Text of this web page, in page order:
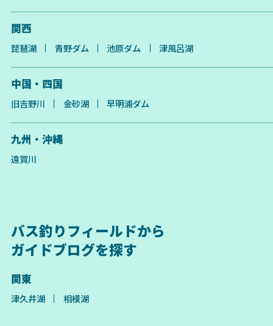
関西
琵琶湖 青野ダム 池原ダム 津風呂湖
中国・四国
旧吉野川 金砂湖 早明浦ダム
九州・沖縄
遠賀川
バス釣りフィールドから
ガイドブログを探す
関東
津久井湖 相模湖